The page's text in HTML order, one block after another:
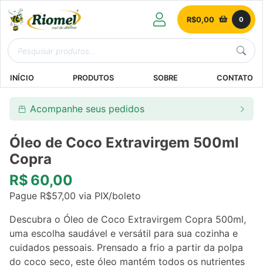
R$0,00 0
INÍCIO PRODUTOS SOBRE CONTATO
Acompanhe seus pedidos
Óleo de Coco Extravirgem 500ml
Copra
R$ 60,00
Pague R$57,00 via PIX/boleto
Descubra o Óleo de Coco Extravirgem Copra 500ml,
uma escolha saudável e versátil para sua cozinha e
cuidados pessoais. Prensado a frio a partir da polpa
do coco seco, este óleo mantém todos os nutrientes